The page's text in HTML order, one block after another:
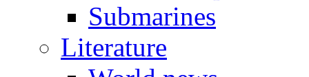
Submarines
Literature